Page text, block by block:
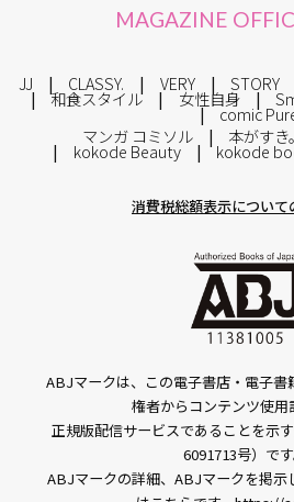
MAGAZINE
JJ CLASSY. VERY STORY
和食スタイル 女性自身
comic
マンガ コミソル
本がすき。
kokode Beauty kokode
消費税総額表示について
ABJマークは、この電子書店・電子書
権者からコンテンツ使用
正規版配信サービスであることを示
6091713号）です
ABJマークの詳細、ABJマークを掲示